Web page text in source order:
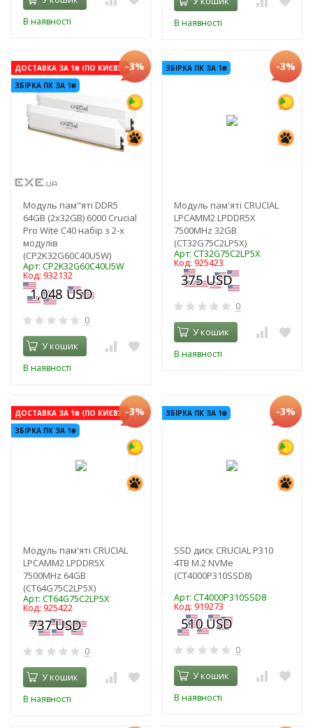
В наявності В наявності
ДОСТАВКА ЗА 1₴ (ПО КИЄВУ)
ЗБІРКА ПК ЗА 1₴
-3%
Модуль пам"яті DDR5
64GB (2x32GB) 6000 Crucial
Pro Wite C40 набір з 2-х
модулів
(CP2K32G60C40U5W)
Арт: CP2K32G60C40U5W
Код: 932132
0
У кошик
В наявності
ЗБІРКА ПК ЗА 1₴ -3%
Модуль пам'яті CRUCIAL
LPCAMM2 LPDDR5X
7500MHz 32GB
(CT32G75C2LP5X)
Арт: CT32G75C2LP5X
Код: 925423
0
У кошик
В наявності
ДОСТАВКА ЗА 1₴ (ПО КИЄВУ)
ЗБІРКА ПК ЗА 1₴
-3%
Модуль пам'яті CRUCIAL
LPCAMM2 LPDDR5X
7500MHz 64GB
(CT64G75C2LP5X)
Арт: CT64G75C2LP5X
Код: 925422
0
У кошик
В наявності
ЗБІРКА ПК ЗА 1₴ -3%
SSD диск CRUCIAL P310
4TB M.2 NVMe
(CT4000P310SSD8)
Арт: CT4000P310SSD8
Код: 919273
0
У кошик
В наявності